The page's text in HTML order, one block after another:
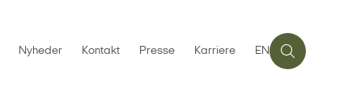
Nyheder Kontakt Presse Karriere EN